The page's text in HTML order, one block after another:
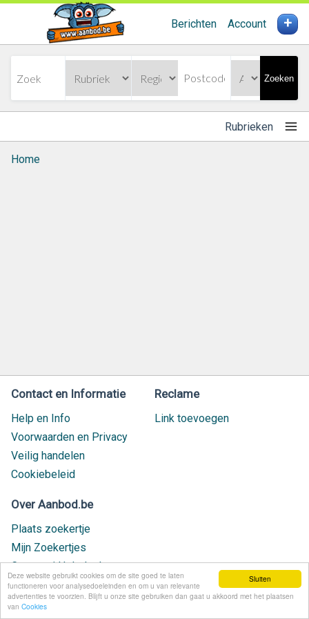
Sluiten
Deze website gebruikt cookies om de site goed te laten
functioneren voor analysedoeleinden en om u van relevante
advertenties te voorzien. Blijft u onze site gebruiken dan gaat u akkoord met het plaatsen
van Cookies
Berichten Account +
Zoeken
Rubrieken
Home
Contact en Informatie
Help en Info
Voorwaarden en Privacy
Veilig handelen
Cookiebeleid
Reclame
Link toevoegen
Over Aanbod.be
Plaats zoekertje
Mijn Zoekertjes
Contact / Helpdesk
Nieuw geplaatst